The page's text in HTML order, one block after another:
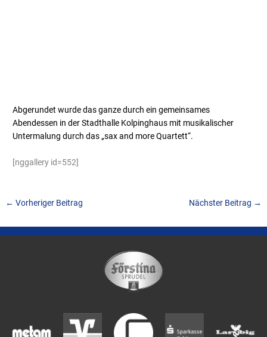
Abgerundet wurde das ganze durch ein gemeinsames
Abendessen in der Stadthalle Kolpinghaus mit musikalischer
Untermalung durch das „sax and more Quartett“.
[nggallery id=552]
← Vorheriger Beitrag Nächster Beitrag →